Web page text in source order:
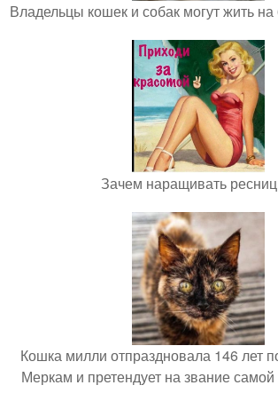
Владельцы кошек и собак могут жить
Зачем наращивать
Кошка милли отпраздновала 146 лет
Меркам и претендует на звание